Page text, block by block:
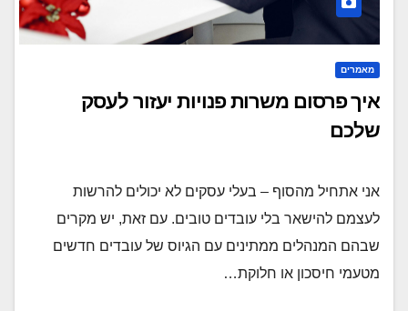
מאמרים
איך פרסום משרות פנויות יעזור לעסק
שלכם
אני אתחיל מהסוף – בעלי עסקים לא יכולים להרשות
לעצמם להישאר בלי עובדים טובים. עם זאת, יש מקרים
שבהם המנהלים ממתינים עם הגיוס של עובדים חדשים
מטעמי חיסכון או חלוקת…